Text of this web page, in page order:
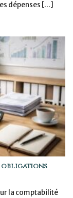
dépenses [...]
obligations
la comptabilité